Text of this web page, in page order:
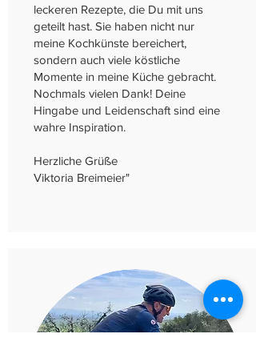
leckeren Rezepte, die Du mit uns
geteilt hast. Sie haben nicht nur
meine Kochkünste bereichert,
sondern auch viele köstliche
Momente in meine Küche gebracht.
Nochmals vielen Dank! Deine
Hingabe und Leidenschaft sind eine
wahre Inspiration.
Herzliche Grüße
Viktoria Breimeier"